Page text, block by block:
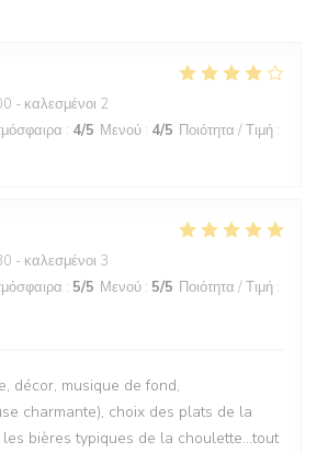
- καλεσμένοι 2
: 4/5 Μενού : 4/5 Ποιότητα / Τιμή :
- καλεσμένοι 3
: 5/5 Μενού : 5/5 Ποιότητα / Τιμή :
décor, musique de fond,
charmante), choix des plats de la
bières typiques de la choulette...tout